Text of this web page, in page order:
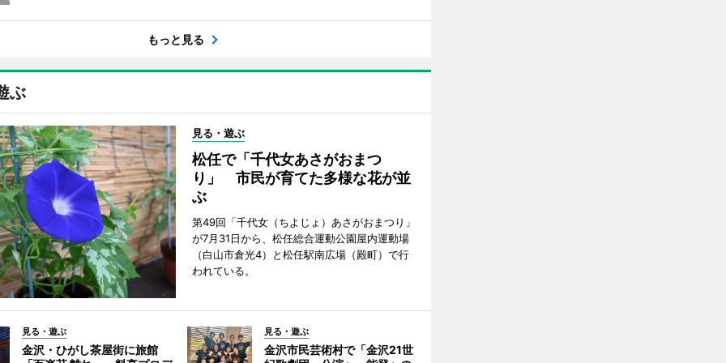
もっと見る
ぶ
見る・遊ぶ
松任で「千代女あさがおまつ
り」 市民が育てた多様な花が並
ぶ
第49回「千代女（ちよじょ）あさがおまつり」
が7月31日から、松任総合運動公園屋内運動場
（白山市倉光4）と松任駅南広場（殿町）で行
われている。
見る・遊ぶ
金沢・ひがし茶屋街に旅館
見る・遊ぶ
金沢市民芸術村で「金沢21世